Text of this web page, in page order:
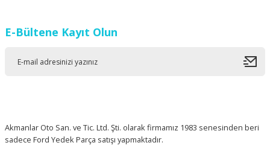
Ürün resmi kalitesiz, bozuk veya görüntülenemiyor.
E-Bültene Kayıt Olun
Akmanlar Oto San. ve Tic. Ltd. Şti. olarak firmamız 1983 senesinden beri
sadece Ford Yedek Parça satışı yapmaktadır.